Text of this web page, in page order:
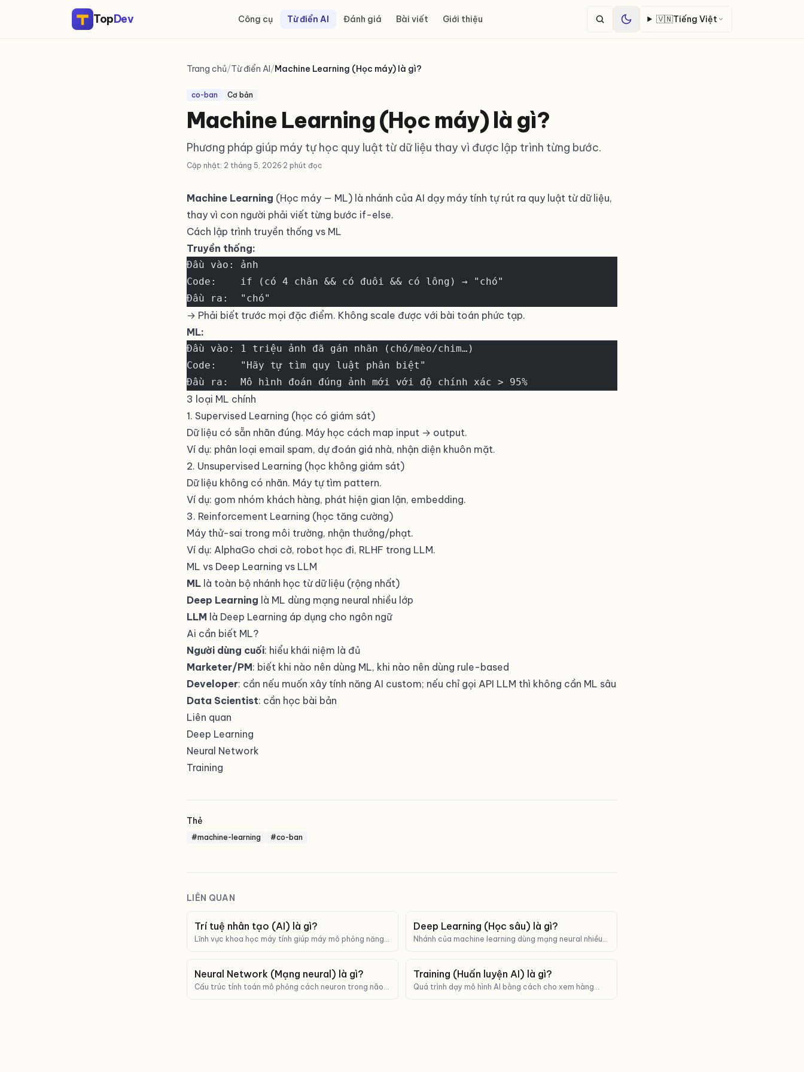
TopDev Công cụ Từ điển AI Đánh giá Bài viết Giới thiệu 🇻🇳Tiếng Việt
Trang chủ/Từ điển AI/Machine Learning (Học máy) là gì?
co-ban Cơ bản
Machine Learning (Học máy) là gì?
Phương pháp giúp máy tự học quy luật từ dữ liệu thay vì được lập trình từng bước.
Cập nhật: 2 tháng 5, 2026·2 phút đọc
Machine Learning (Học máy — ML) là nhánh của AI dạy máy tính tự rút ra quy luật từ dữ liệu,
thay vì con người phải viết từng bước if-else.
Cách lập trình truyền thống vs ML
Truyền thống:
Đầu vào: ảnh
Code:    if (có 4 chân && có đuôi && có lông) → "chó"
Đầu ra:  "chó"
→ Phải biết trước mọi đặc điểm. Không scale được với bài toán phức tạp.
ML:
Đầu vào: 1 triệu ảnh đã gán nhãn (chó/mèo/chim…)
Code:    "Hãy tự tìm quy luật phân biệt"
Đầu ra:  Mô hình đoán đúng ảnh mới với độ chính xác > 95%
3 loại ML chính
1. Supervised Learning (học có giám sát)
Dữ liệu có sẵn nhãn đúng. Máy học cách map input → output.
Ví dụ: phân loại email spam, dự đoán giá nhà, nhận diện khuôn mặt.
2. Unsupervised Learning (học không giám sát)
Dữ liệu không có nhãn. Máy tự tìm pattern.
Ví dụ: gom nhóm khách hàng, phát hiện gian lận, embedding.
3. Reinforcement Learning (học tăng cường)
Máy thử-sai trong môi trường, nhận thưởng/phạt.
Ví dụ: AlphaGo chơi cờ, robot học đi, RLHF trong LLM.
ML vs Deep Learning vs LLM
ML là toàn bộ nhánh học từ dữ liệu (rộng nhất)
Deep Learning là ML dùng mạng neural nhiều lớp
LLM là Deep Learning áp dụng cho ngôn ngữ
Ai cần biết ML?
Người dùng cuối: hiểu khái niệm là đủ
Marketer/PM: biết khi nào nên dùng ML, khi nào nên dùng rule-based
Developer: cần nếu muốn xây tính năng AI custom; nếu chỉ gọi API LLM thì không cần ML sâu
Data Scientist: cần học bài bản
Liên quan
Deep Learning
Neural Network
Training
Thẻ
#machine-learning #co-ban
LIÊN QUAN
Trí tuệ nhân tạo (AI) là gì?
Lĩnh vực khoa học máy tính giúp máy mô phỏng năng
Deep Learning (Học sâu) là gì?
Nhánh của machine learning dùng mạng neural nhiều
bản.
Neural Network (Mạng neural) là gì?
Cấu trúc tính toán mô phỏng cách neuron trong não
Training (Huấn luyện AI) là gì?
Quá trình dạy mô hình AI bằng cách cho xem hàng